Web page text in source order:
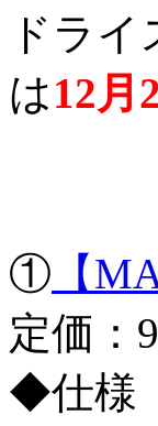
ドラ
は12月
① 【
定価：
◆仕様